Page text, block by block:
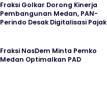
Fraksi Golkar Dorong Kinerja
Pembangunan Medan, PAN-
Perindo Desak Digitalisasi Pajak
Fraksi NasDem Minta Pemko
Medan Optimalkan PAD